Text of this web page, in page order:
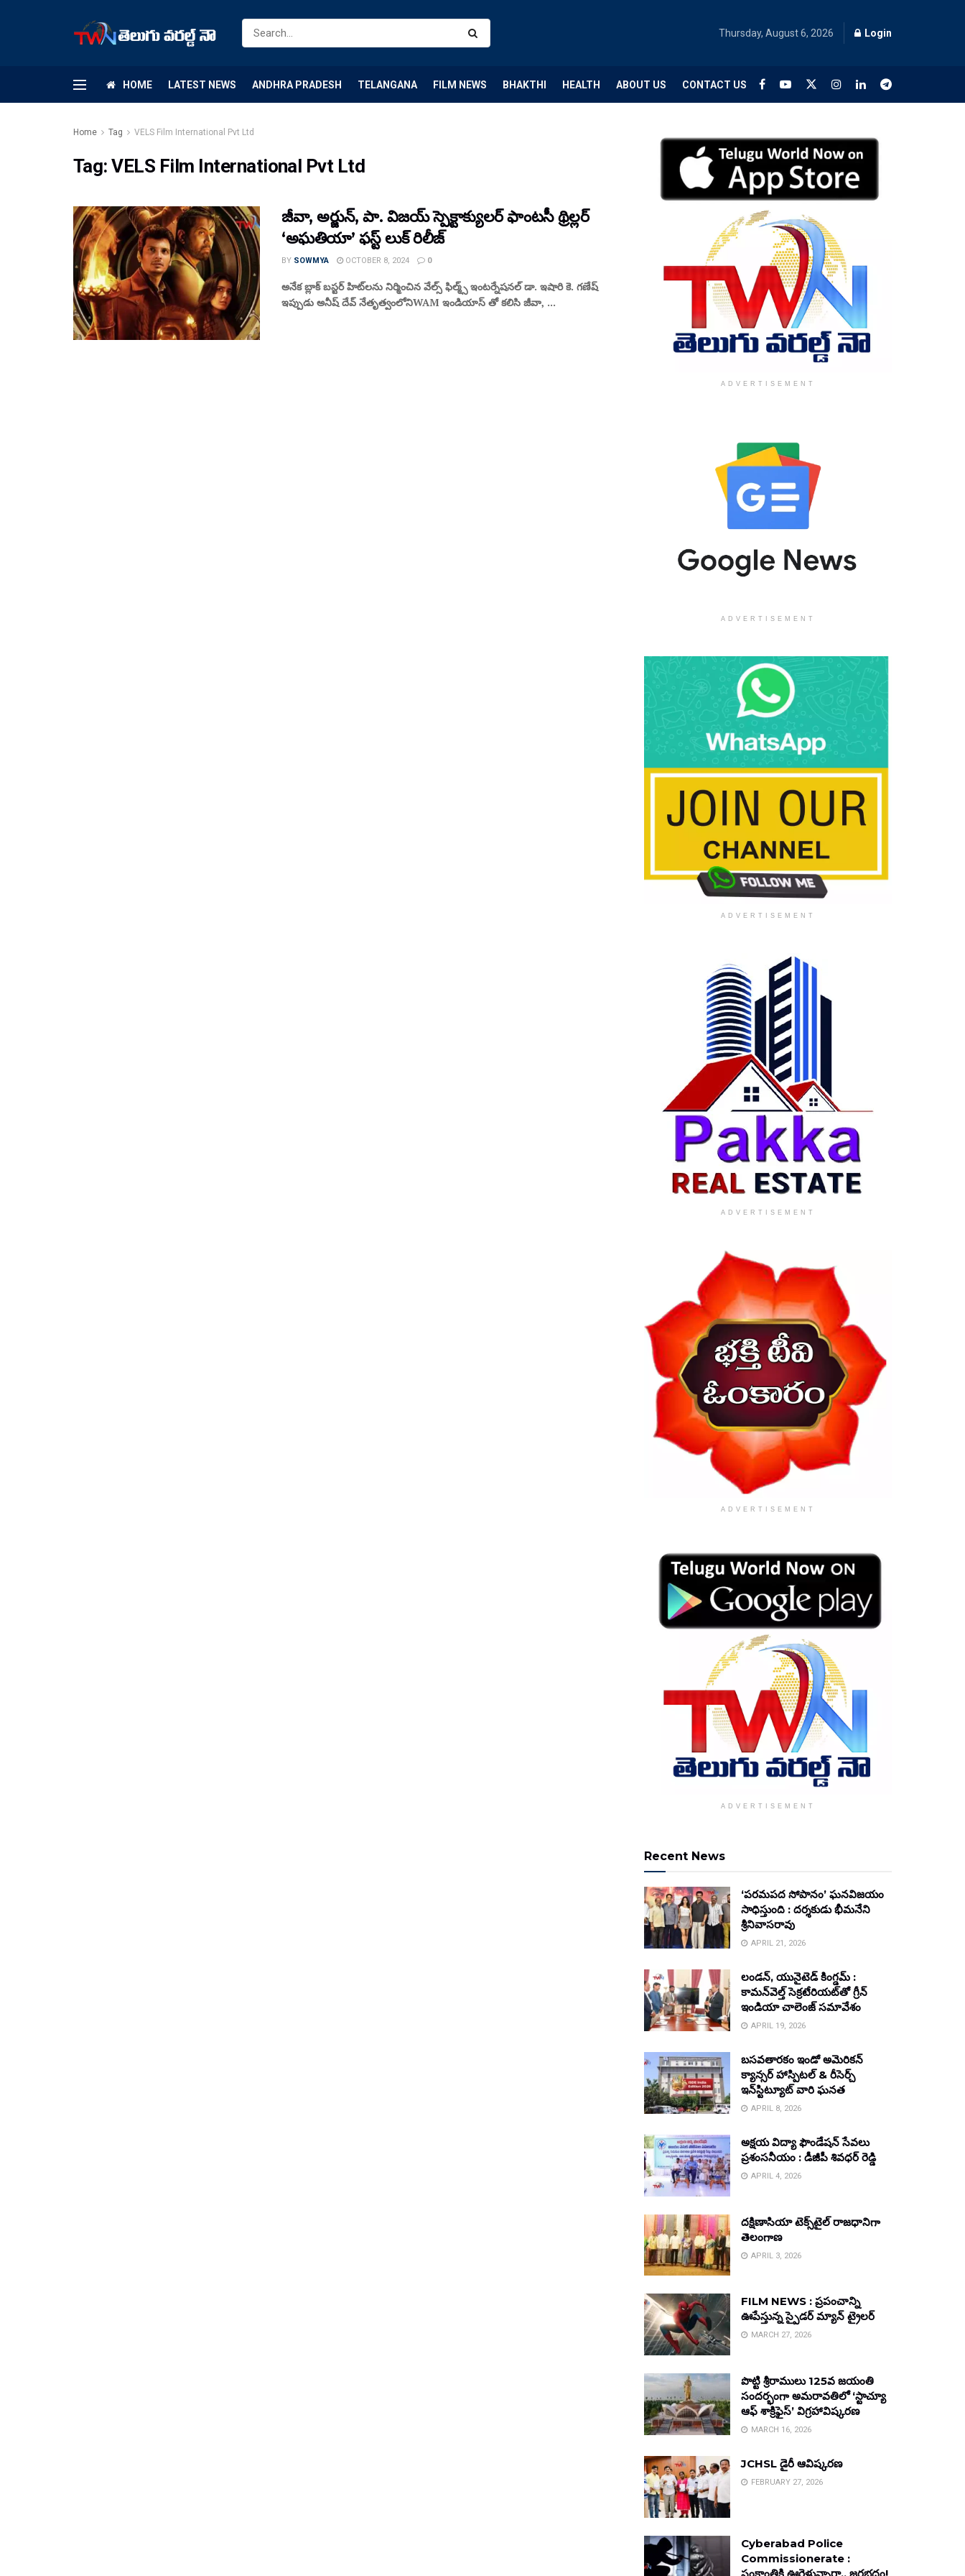
Thursday, August 6, 2026 Login
HOME LATEST NEWS ANDHRA PRADESH TELANGANA FILM NEWS BHAKTHI HEALTH ABOUT US CONTACT US
Home Tag VELS Film International Pvt Ltd
Tag:VELS Film International Pvt Ltd
జీవా, అర్జున్, పా. విజయ్ స్పెక్టాక్యులర్ ఫాంటసీ థ్రిల్లర్
‘అఘతియా’ ఫస్ట్ లుక్ రిలీజ్
BY SOWMYA OCTOBER 8, 2024 0
అనేక బ్లాక్ బస్టర్ హిట్‌లను నిర్మించిన వేల్స్ ఫిల్మ్స్ ఇంటర్నేషనల్ డా. ఇషారి కె. గణేష్
ఇప్పుడు అనీష్ దేవ్ నేతృత్వంలోనిWAM ఇండియాస్ తో కలిసి జీవా, ...
ADVERTISEMENT
ADVERTISEMENT
ADVERTISEMENT
ADVERTISEMENT
ADVERTISEMENT
ADVERTISEMENT
Recent News
‘పరమపద సోపానం’ ఘనవిజయం
సాధిస్తుంది : దర్శకుడు భీమనేని
శ్రీనివాసరావు
APRIL 21, 2026
లండన్, యునైటెడ్ కింగ్డమ్ :
కామన్‌వెల్త్ సెక్రటేరియట్‌తో గ్రీన్
ఇండియా చాలెంజ్ సమావేశం
APRIL 19, 2026
బసవతారకం ఇండో అమెరికన్
క్యాన్సర్ హాస్పిటల్ & రీసెర్చ్
ఇన్‌స్టిట్యూట్ వారి ఘనత
APRIL 8, 2026
అక్షయ విద్యా ఫౌండేషన్ సేవలు
ప్రశంసనీయం : డీజీపీ శివధర్ రెడ్డి
APRIL 4, 2026
దక్షిణాసియా టెక్స్‌టైల్ రాజధానిగా
తెలంగాణ
APRIL 3, 2026
FILM NEWS : ప్రపంచాన్ని
ఊపేస్తున్న స్పైడర్ మ్యాన్ ట్రైలర్
MARCH 27, 2026
పొట్టి శ్రీరాములు 125వ జయంతి
సందర్భంగా అమరావతిలో ‘స్టాచ్యూ
ఆఫ్ శాక్రిఫైస్’ విగ్రహావిష్కరణ
MARCH 16, 2026
JCHSL డైరీ ఆవిష్కరణ
FEBRUARY 27, 2026
Cyberabad Police
Commissionerate :